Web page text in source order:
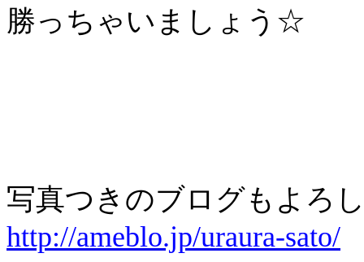
勝っちゃいましょう☆
写真つきのブログもよろ
http://ameblo.jp/uraura-sato/